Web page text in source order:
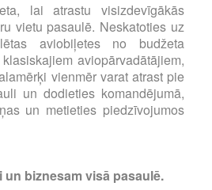
lai atrastu visizdevīgākās
vietu pasaulē. Neskatoties uz
aviobiļetes no budžeta
aviopārvadātājiem,
vienmēr varat atrast pie
un dodieties komandējumā,
un metieties piedzīvojumos
biznesam visā pasaulē.